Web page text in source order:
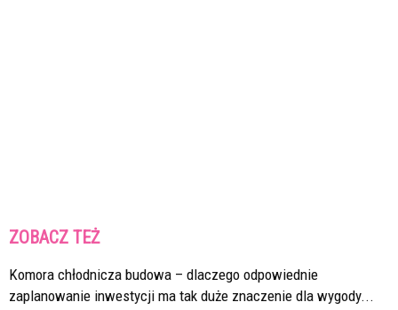
ZOBACZ TEŻ
Komora chłodnicza budowa – dlaczego odpowiednie
zaplanowanie inwestycji ma tak duże znaczenie dla wygody...